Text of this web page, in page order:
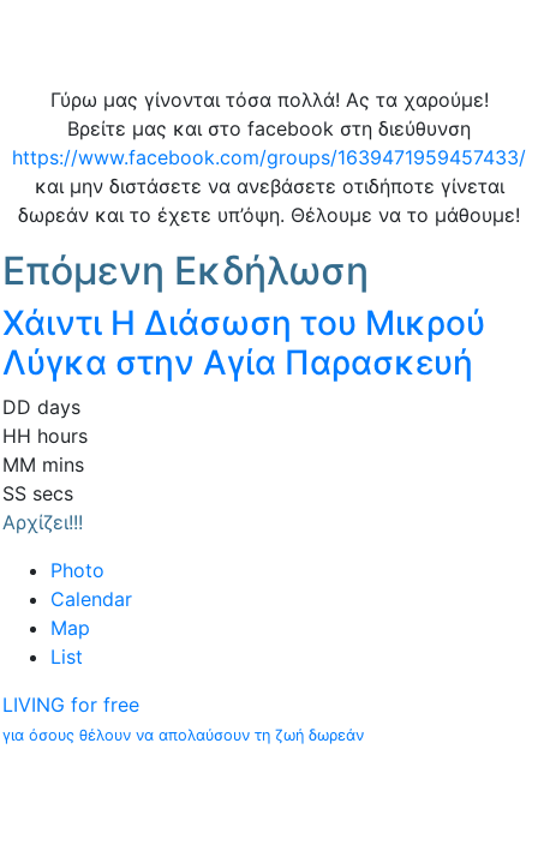
Γύρω μας γίνονται τόσα πολλά! Ας τα χαρούμε!
Βρείτε μας και στο facebook στη διεύθυνση
https://www.facebook.com/groups/1639471959457433/
και μην διστάσετε να ανεβάσετε οτιδήποτε γίνεται
δωρεάν και το έχετε υπ’όψη. Θέλουμε να το μάθουμε!
Επόμενη Εκδήλωση
Χάιντι Η Διάσωση του Μικρού
Λύγκα στην Αγία Παρασκευή
DD days
HH hours
MM mins
SS secs
Αρχίζει!!!
Photo
Calendar
Map
List
LIVING for free
για όσους θέλουν να απολαύσουν τη ζωή δωρεάν